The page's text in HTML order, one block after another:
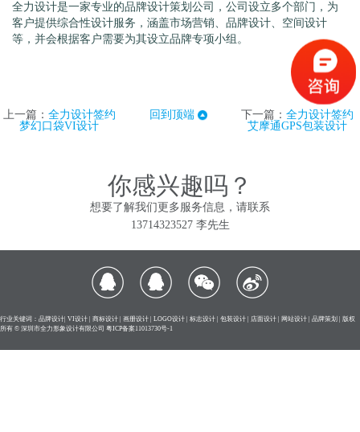
全力设计是一家专业的品牌设计策划公司，公司设立多个部门，为
客户提供综合性设计服务，涵盖市场营销、品牌设计、空间设计
等，并会根据客户需要为其设立品牌专项小组。
上一篇： 全力设计签约
梦幻口袋VI设计
回到顶端 下一篇： 全力设计签约
艾摩通GPS包装设计
你感兴趣吗？
想要了解我们更多服务信息，请联系
13714323527 李先生
行业关键词：品牌设计| VI设计 | 商标设计 | 画册设计 | LOGO设计 | 标志设计 | 包装设计 | 店面设计 | 网站设计 | 品牌策划 | 版权
所有 © 深圳市全力形象设计有限公司 粤ICP备案11013730号-1